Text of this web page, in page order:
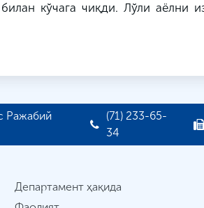
кўчага чиқди. Лўли аёлни
Ражабий
(71) 233-65-
34
Департамент ҳақида